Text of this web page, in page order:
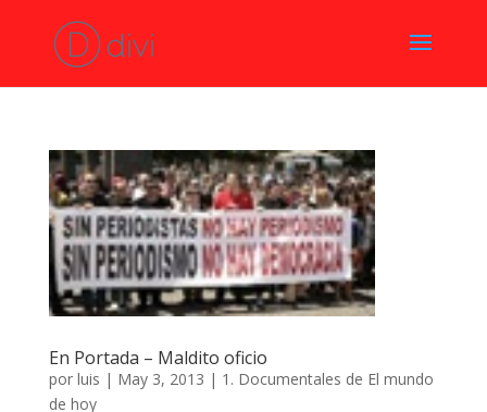
En Portada – Maldito oficio
por luis | May 3, 2013 | 1. Documentales de El mundo
de hoy